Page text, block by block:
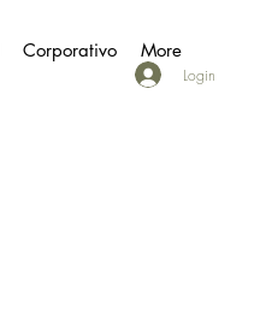
Corporativo More
Login